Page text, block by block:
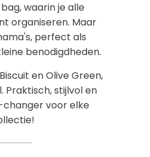
waarin je alle
organiseren. Maar
perfect als
benodigdheden.
en Olive Green,
Praktisch, stijlvol en
changer voor elke